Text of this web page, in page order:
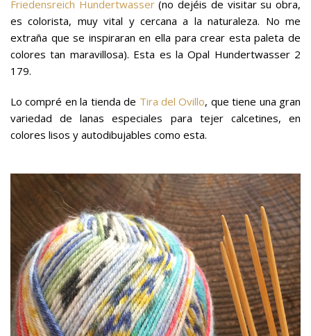
Friedensreich Hundertwasser(no dejéis de visitar su obra,
es colorista, muy vital y cercana a la naturaleza. No me
extraña que se inspiraran en ella para crear esta paleta de
colores tan maravillosa). Esta es la Opal Hundertwasser 2
179.
Lo compré en la tienda de Tira del Ovillo, que tiene una gran
variedad de lanas especiales para tejer calcetines, en
colores lisos y autodibujables como esta.